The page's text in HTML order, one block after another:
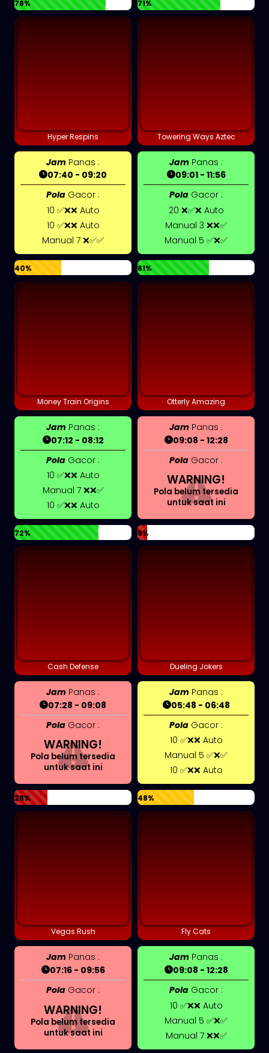
78% 71%
Hyper Respins
Jam Panas :
07:40 - 09:20
Pola Gacor :
10 ✅❌❌ Auto
10 ✅❌❌ Auto
Manual 7 ❌✅✅
40%
Towering Ways Aztec
Jam Panas :
09:01 - 11:56
Pola Gacor :
20 ❌✅❌ Auto
Manual 3 ❌❌✅
Manual 5 ✅❌✅
61%
Money Train Origins
Jam Panas :
07:12 - 08:12
Pola Gacor :
10 ✅❌❌ Auto
Manual 7 ❌❌✅
10 ✅❌❌ Auto
72%
Otterly Amazing
Jam Panas :
09:08 - 12:28
Pola Gacor :
WARNING!
Pola belum tersedia
untuk saat ini
8%
Cash Defense
Jam Panas :
07:28 - 09:08
Pola Gacor :
WARNING!
Pola belum tersedia
untuk saat ini
28%
Dueling Jokers
Jam Panas :
05:48 - 06:48
Pola Gacor :
10 ✅❌❌ Auto
Manual 5 ✅❌✅
10 ✅❌❌ Auto
48%
Vegas Rush
Jam Panas :
07:16 - 09:56
Pola Gacor :
WARNING!
Pola belum tersedia
untuk saat ini
Fly Cats
Jam Panas :
09:08 - 12:28
Pola Gacor :
10 ✅❌❌ Auto
Manual 5 ✅❌✅
Manual 7 ❌❌✅